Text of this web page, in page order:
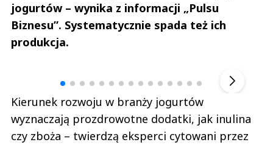
jogurtów – wynika z informacji „Pulsu
Biznesu”. Systematycznie spada też ich
produkcja.
Kierunek rozwoju w branży jogurtów
wyznaczają prozdrowotne dodatki, jak inulina
czy zboża – twierdzą eksperci cytowani przez